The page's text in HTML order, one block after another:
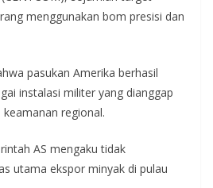
menggunakan bom presisi dan
pasukan Amerika berhasil
instalasi militer yang dianggap
regional.
AS mengaku tidak
utama ekspor minyak di pulau